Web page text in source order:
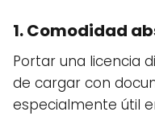
1. Comodidad
Portar una licencia
de cargar con
especialmente útil